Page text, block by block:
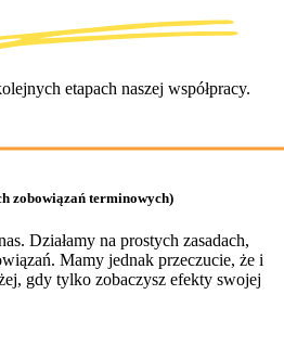
etapach naszej współpracy.
zobowiązań terminowych)
Działamy na prostych zasadach,
Mamy jednak przeczucie, że i
gdy tylko zobaczysz efekty swojej